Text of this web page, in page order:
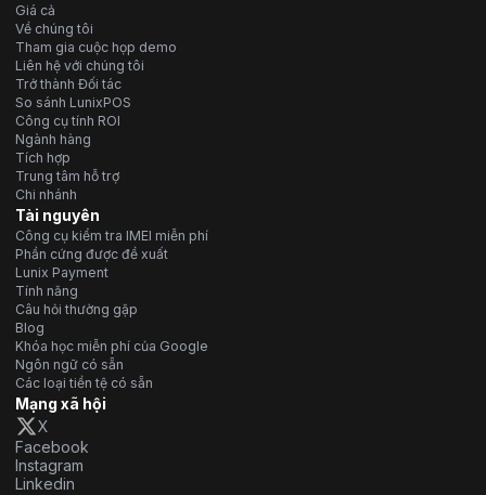
Giá cả
Về chúng tôi
Tham gia cuộc họp demo
Liên hệ với chúng tôi
Trở thành Đối tác
So sánh LunixPOS
Công cụ tính ROI
Ngành hàng
Tích hợp
Trung tâm hỗ trợ
Chi nhánh
Tài nguyên
Công cụ kiểm tra IMEI miễn phí
Phần cứng được đề xuất
Lunix Payment
Tính năng
Câu hỏi thường gặp
Blog
Khóa học miễn phí của Google
Ngôn ngữ có sẵn
Các loại tiền tệ có sẵn
Mạng xã hội
X
Facebook
Instagram
Linkedin